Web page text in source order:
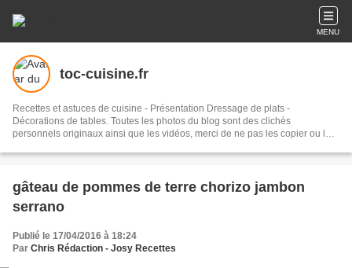
MENU
toc-cuisine.fr
Recettes et astuces de cuisine - Présentation Dressage de plats -
Décorations de tables. Toutes les photos du blog sont des clichés
personnels originaux ainsi que les vidéos, merci de ne pas les copier ou les
proposées ont toutes été testées et élaborées à la maison. Nous sommes
partie inspiration culinaire, réalisation des recettes et photos, et Christie
administratrice pour rédiger, présenter les articles et les photos et
promouvoir le blog sur le net et les réseaux sociaux. Abonnez-vous pour ne
Bonne visite !!
gâteau de pommes de terre chorizo jambon
serrano
Publié le 17/04/2016 à 18:24
Par Chris Rédaction - Josy Recettes